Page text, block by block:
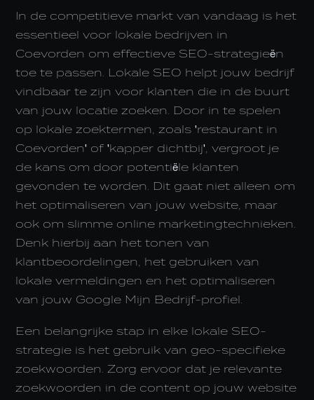
In de competitieve markt van vandaag is het
essentieel voor lokale bedrijven in
Coevorden om effectieve SEO-strategieën
toe te passen. Lokale SEO helpt jouw bedrijf
vindbaar te zijn voor klanten die in de buurt
van jouw locatie zoeken. Door in te spelen
op lokale zoektermen, zoals 'restaurant in
Coevorden' of 'kapper dichtbij', vergroot je
de kans om door potentiële klanten
gevonden te worden. Dit gaat niet alleen om
het optimaliseren van jouw website, maar
ook om slimme online marketingtechnieken.
Denk hierbij aan het tonen van
klantbeoordelingen, het gebruiken van
lokale vermeldingen en het optimaliseren
van jouw Google Mijn Bedrijf-profiel.
Een belangrijke stap in elke lokale SEO-
strategie is het gebruik van geo-specifieke
zoekwoorden. Zorg ervoor dat je relevante
zoekwoorden in de content op jouw website